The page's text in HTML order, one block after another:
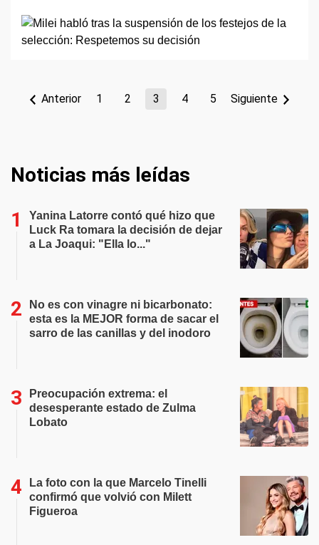
Anterior 1 2 3 4 5 Siguiente
Noticias más leídas
Yanina Latorre contó qué hizo que
Luck Ra tomara la decisión de dejar
a La Joaqui: "Ella lo..."
No es con vinagre ni bicarbonato:
esta es la MEJOR forma de sacar el
sarro de las canillas y del inodoro
Preocupación extrema: el
desesperante estado de Zulma
Lobato
La foto con la que Marcelo Tinelli
confirmó que volvió con Milett
Figueroa